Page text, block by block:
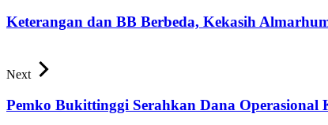
Keterangan dan BB Berbeda, Kekasih
Next
Pemko Bukittinggi Serahkan Dana